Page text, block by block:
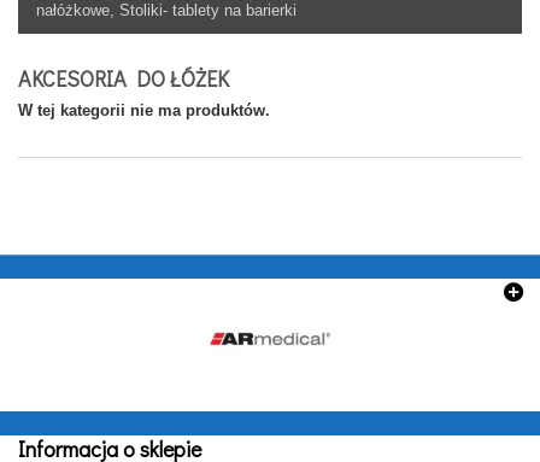
nałóżkowe, Stoliki- tablety na barierki
AKCESORIA DO ŁÓŻEK
W tej kategorii nie ma produktów.
Informacja o sklepie